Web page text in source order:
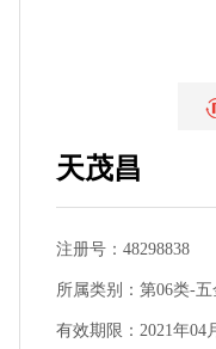
天茂昌
注册号：48298838
所属类别：第06类-
有效期限：2021年04